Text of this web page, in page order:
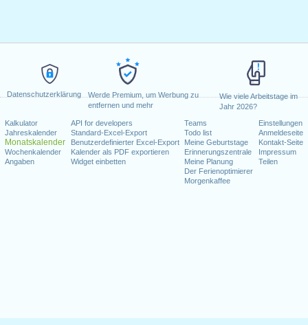
Datenschutzerklärung
Werde Premium, um Werbung zu
entfernen und mehr
Wie viele Arbeitstage im
Jahr 2026?
Kalkulator
Jahreskalender
Monatskalender
Wochenkalender
Angaben
API for developers
Standard-Excel-Export
Benutzerdefinierter Excel-Export
Kalender als PDF exportieren
Widget einbetten
Teams
Todo list
Meine Geburtstage
Erinnerungszentrale
Meine Planung
Der Ferienoptimierer
Morgenkaffee
Einstellungen
Anmeldeseite
Kontakt-Seite
Impressum
Teilen